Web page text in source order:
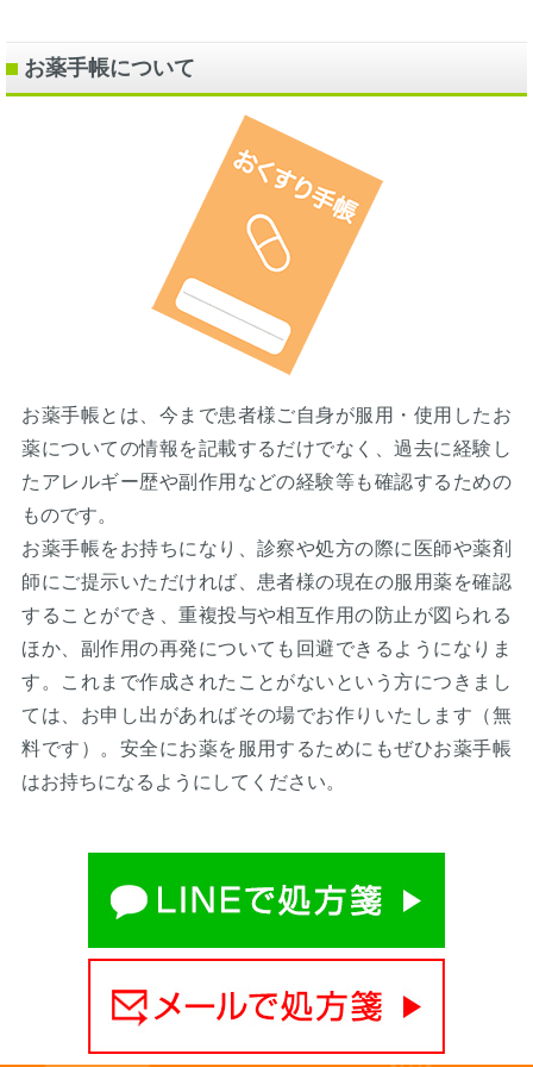
お薬手帳について
お薬手帳とは、今まで患者様ご自身が服用・使用したお
薬についての情報を記載するだけでなく、過去に経験し
たアレルギー歴や副作用などの経験等も確認するための
ものです。
お薬手帳をお持ちになり、診察や処方の際に医師や薬剤
師にご提示いただければ、患者様の現在の服用薬を確認
することができ、重複投与や相互作用の防止が図られる
ほか、副作用の再発についても回避できるようになりま
す。これまで作成されたことがないという方につきまし
ては、お申し出があればその場でお作りいたします（無
料です）。安全にお薬を服用するためにもぜひお薬手帳
はお持ちになるようにしてください。